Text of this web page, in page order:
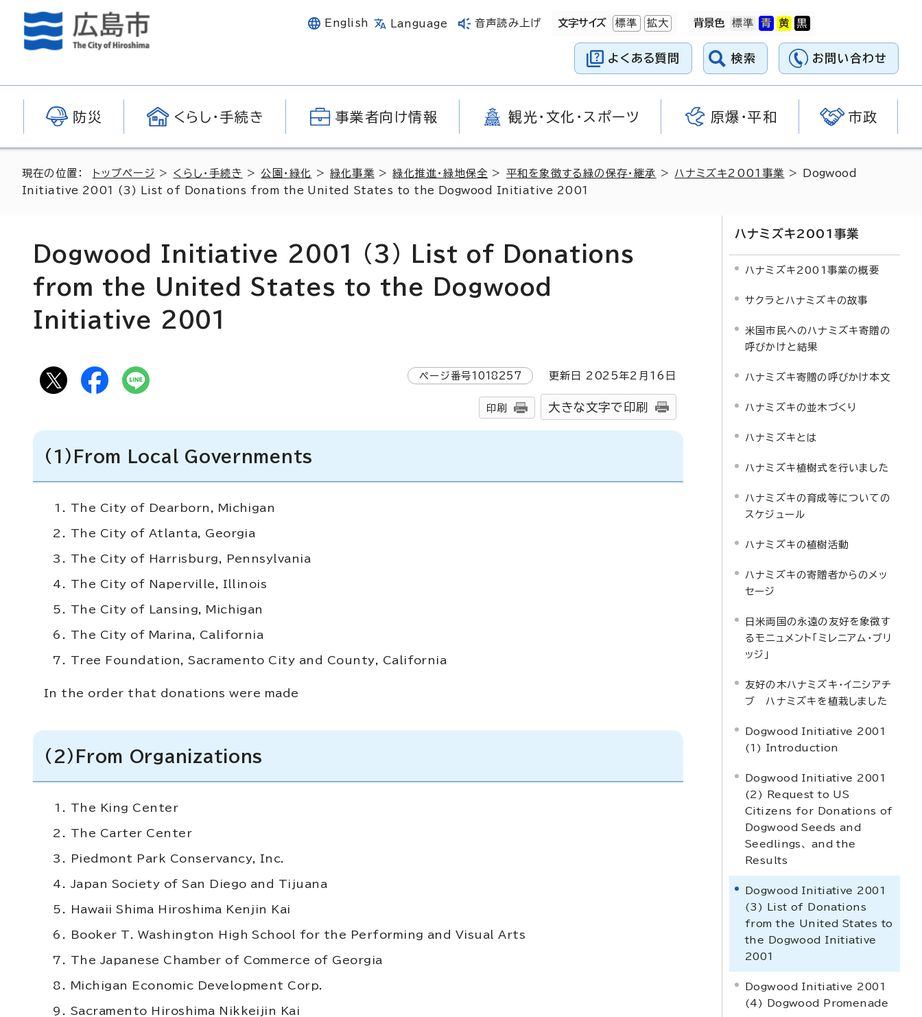
English Language 音声読み上げ 文字サイズ 標準 拡大 背景色
よくある質問 検索 お問い合わせ
防災 くらし・手続き 事業者向け情報 観光・文化・スポーツ 原爆・平和 市政
現在の位置： トップページ > くらし・手続き >公園・緑化 >緑化事業 >緑化推進・緑地保全 > 平和を象徴する緑の保存・継承 > ハナミズキ2001事業 >
Dogwood
Initiative 2001 (3) List of Donations from the United States to the Dogwood Initiative 2001
Dogwood Initiative 2001 (3) List of Donations
from the United States to the Dogwood
Initiative 2001
ページ番号1018257 更新日 2025年2月 16 日
印刷 大きな文字で印刷
(1)From Local Governments
The City of Dearborn, Michigan
The City of Atlanta, Georgia
The City of Harrisburg, Pennsylvania
The City of Naperville, Illinois
The City of Lansing, Michigan
The City of Marina, California
Tree Foundation, Sacramento City and County, California
In the order that donations were made
(2)From Organizations
The King Center
The Carter Center
Piedmont Park Conservancy, Inc.
Japan Society of San Diego and Tijuana
Hawaii Shima Hiroshima Kenjin Kai
Booker T. Washington High School for the Performing and Visual Arts
The Japanese Chamber of Commerce of Georgia
Michigan Economic Development Corp.
Sacramento Hiroshima Nikkeijin Kai
ハナミズキ2001事業
ハナミズキ2001事業の概要
サクラとハナミズキの故事
米国市民へのハナミズキ寄贈の
呼びかけと結果
ハナミズキ寄贈の呼びかけ本文
ハナミズキの並木づくり
ハナミズキとは
ハナミズキ植樹式を行いました
ハナミズキの育成等についての
スケジュール
ハナミズキの植樹活動
ハナミズキの寄贈者からのメッ
セージ
日米両国の永遠の友好を象徴す
るモニュメント「ミレニアム・ブリ
ッジ」
友好の木ハナミズキ・イニシアチ
ブ ハナミズキを植栽しました
Dogwood Initiative 2001
(1) Introduction
Dogwood Initiative 2001
(2) Request to US
Citizens for Donations of
Dogwood Seeds and
Seedlings、 and the
Results
Dogwood Initiative 2001
(3) List of Donations
from the United States to
the Dogwood Initiative
2001
Dogwood Initiative 2001
(4) Dogwood Promenade